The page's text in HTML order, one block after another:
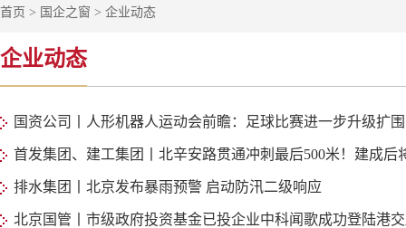
首页 > 国企之窗 > 企业动态
企业动态
国资公司丨人形机器人运动会前瞻：足球比赛进一步升级扩围
首发集团、建工集团丨北辛安路贯通冲刺最后500米！建成后
排水集团丨北京发布暴雨预警 启动防汛二级响应
北京国管丨市级政府投资基金已投企业中科闻歌成功登陆港